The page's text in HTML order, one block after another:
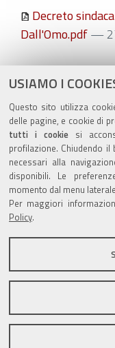
USIAMO I
Questo sito utilizza
delle pagine, e cookie di
tutti i cookiesi
profilazione. Chiudendo
necessari alla
disponibili. Le
momento dal menu
Per maggiori
Policy.
Decreto
Dall'Omo.pdf—
sul
documento
ultima
Sito istituzionale